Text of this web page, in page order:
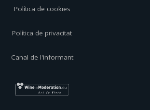
Política de cookies
Política de privacitat
Canal de l'informant